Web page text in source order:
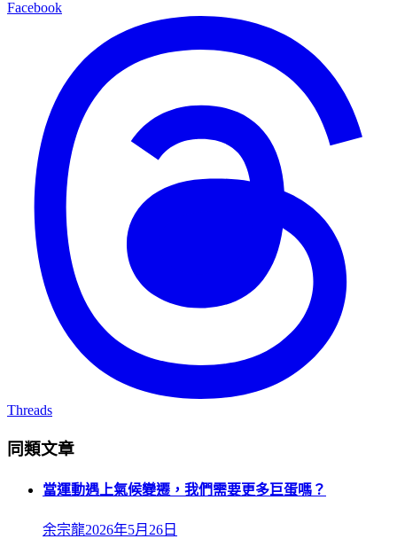
Facebook
Threads
同類文章
當運動遇上氣候變遷，我們需要更多巨蛋嗎？
余宗龍2026年5月26日